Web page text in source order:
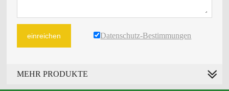
einreichen Datenschutz-Bestimmungen
MEHR PRODUKTE